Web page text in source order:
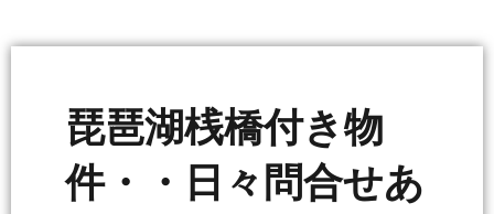
琵琶湖桟橋付き物
件・・日々問合せあ